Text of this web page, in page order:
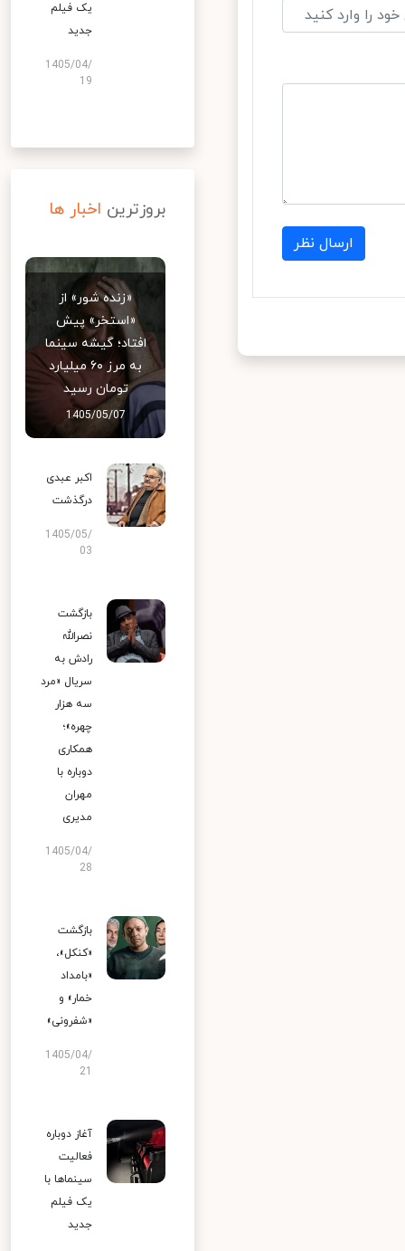
ارسال نظر
یک فیلم
جدید
1405/04/
19
بروزترین اخبار ها
«زنده شور» از
«استخر» پیش
افتاد؛ گیشه سینما
به مرز ۶۰ میلیارد
تومان رسید
1405/05/07
اکبر عبدی
درگذشت
1405/05/
03
بازگشت
نصرالله
رادش به
سریال «مرد
سه هزار
چهره»؛
همکاری
دوباره با
مهران
مدیری
1405/04/
28
بازگشت
«کنکل»،
«بامداد
خمار» و
«شفرونی»
1405/04/
آغاز دوباره
فعالیت
سینماها با
یک فیلم
جدید